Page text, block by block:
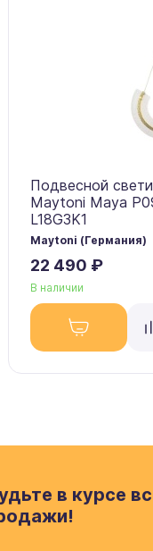
Подвесной
Maytoni Maya
L18G3K1
Maytoni (Германия)
22 490 ₽
В наличии
в курсе